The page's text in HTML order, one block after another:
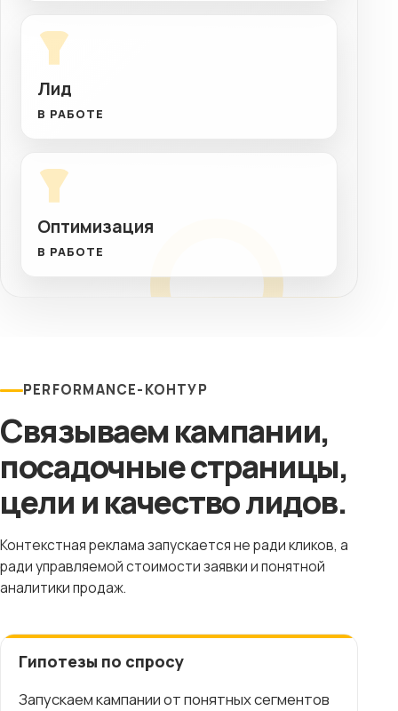
Лид
В РАБОТЕ
Оптимизация
В РАБОТЕ
PERFORMANCE-КОНТУР
Связываем кампании,
посадочные страницы,
цели и качество лидов.
Контекстная реклама запускается не ради кликов, а
ради управляемой стоимости заявки и понятной
аналитики продаж.
Гипотезы по спросу
Запускаем кампании от понятных сегментов